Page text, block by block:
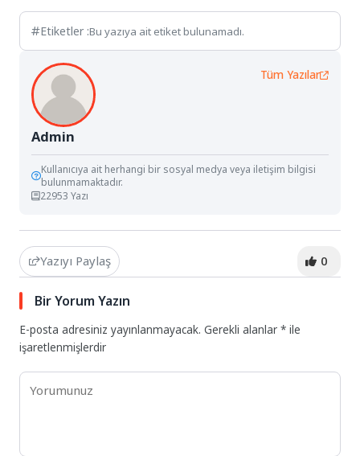
Etiketler :Bu yazıya ait etiket bulunamadı.
Admin
Tüm Yazılar
Kullanıcıya ait herhangi bir sosyal medya veya iletişim bilgisi
bulunmamaktadır.
22953 Yazı
Yazıyı Paylaş 0
Bir Yorum Yazın
E-posta adresiniz yayınlanmayacak. Gerekli alanlar* ile
işaretlenmişlerdir